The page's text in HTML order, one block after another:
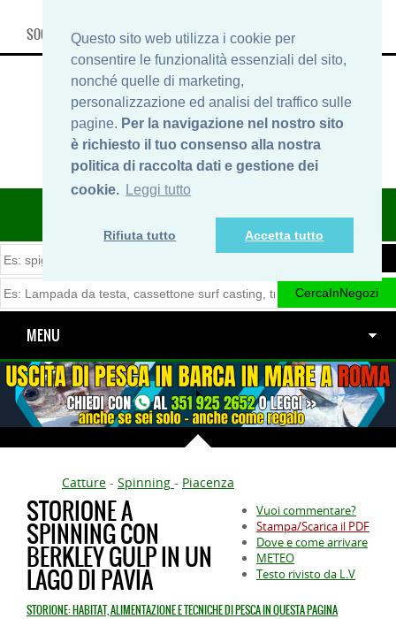
Questo sito web utilizza i cookie per
consentire le funzionalità essenziali del sito,
nonché quelle di marketing,
personalizzazione ed analisi del traffico sulle
pagine. Per la navigazione nel nostro sito
è richiesto il tuo consenso alla nostra
politica di raccolta dati e gestione dei
cookie. Leggi tutto
Rifiuta tutto Accetta tutto
SOCIAL, INFO & SHOP
ITINERARIDIPESCA.IT
MENU
Catture - Spinning - Piacenza
Vuoi commentare?
Stampa/Scarica il PDF
Dove e come arrivare
METEO
Testo rivisto da L.V
STORIONE A
SPINNING CON
BERKLEY GULP IN UN
LAGO DI PAVIA
STORIONE: HABITAT, ALIMENTAZIONE E TECNICHE DI PESCA IN QUESTA PAGINA